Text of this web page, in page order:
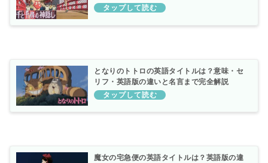
となりのトトロの英語タイトルは？意味・セ
リフ・英語版の違いと名言まで完全解説
魔女の宅急便の英語タイトルは？英語版の違